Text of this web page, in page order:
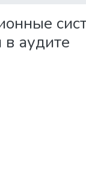
в аудите